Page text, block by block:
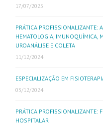
17/07/2025
PRÁTICA PROFISSIONALIZANTE:
HEMATOLOGIA, IMUNOQUÍMICA,
UROANÁLISE E COLETA
11/12/2024
ESPECIALIZAÇÃO EM
03/12/2024
PRÁTICA PROFISSIONALIZANTE:
HOSPITALAR